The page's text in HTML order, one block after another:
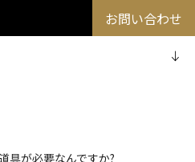
お問い合わせ
具が必要なんですか?